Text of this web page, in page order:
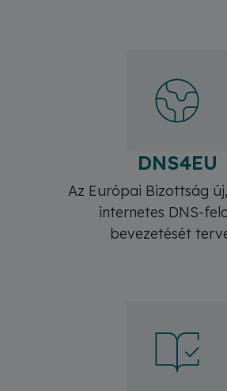
DNS4EU
Az Európai Bizottság
internetes DNS-
bevezetését